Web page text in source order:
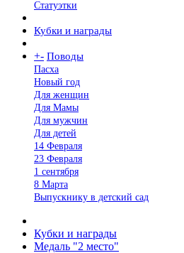
Статуэтки
Кубки и награды
+- Поводы
Пасха
Новый год
Для женщин
Для Мамы
Для мужчин
Для детей
14 Февраля
23 Февраля
1 сентября
8 Марта
Выпускнику в детский сад
Кубки и награды
Медаль "2 место"